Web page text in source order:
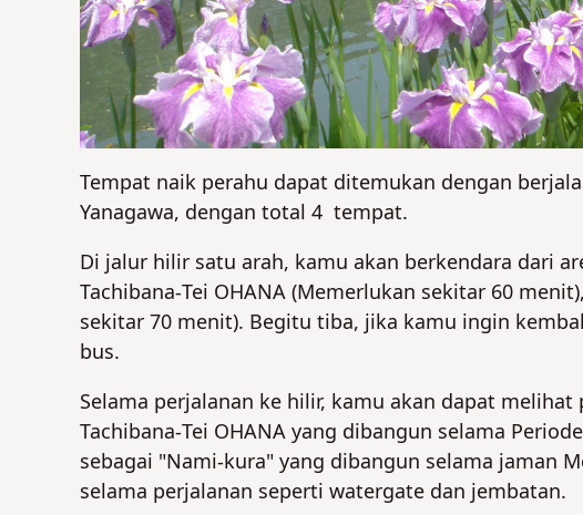
Tempat naik perahu dapat ditemukan dengan
Yanagawa, dengan total 4 tempat.
Di jalur hilir satu arah, kamu akan berkendara dari
Tachibana-Tei OHANA (Memerlukan sekitar 60
sekitar 70 menit). Begitu tiba, jika kamu ingin
bus.
Selama perjalanan ke hilir, kamu akan dapat
Tachibana-Tei OHANA yang dibangun selama
sebagai "Nami-kura" yang dibangun selama jaman
selama perjalanan seperti watergate dan jembatan.